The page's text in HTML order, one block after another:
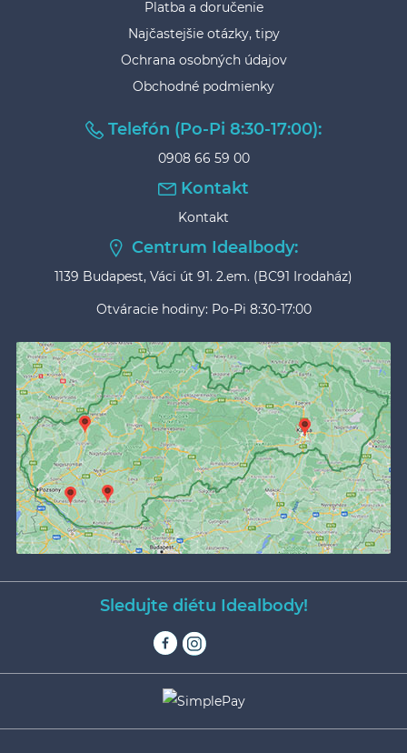
Platba a doručenie
Najčastejšie otázky, tipy
Ochrana osobných údajov
Obchodné podmienky
Telefón (Po-Pi 8:30-17:00):
0908 66 59 00
Kontakt
Kontakt
Centrum Idealbody:
1139 Budapest, Váci út 91. 2.em. (BC91 Irodaház)
Otváracie hodiny: Po-Pi 8:30-17:00
Sledujte diétu Idealbody!